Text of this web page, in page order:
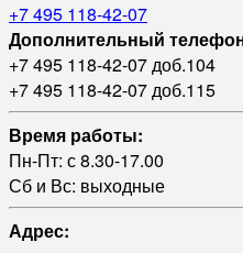
+7 495 118-42-07
Дополнительный
+7 495 118-42-07 доб.104
+7 495 118-42-07 доб.115
Время работы:
Пн-Пт: с 8.30-17.00
Сб и Вс: выходные
Адрес: